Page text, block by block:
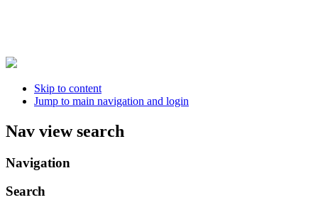
Skip to content
Jump to main navigation and login
Nav view search
Navigation
Search